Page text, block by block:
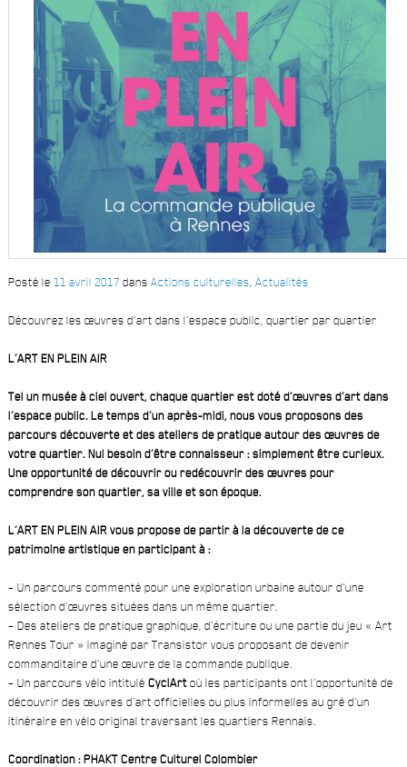
Posté le 11 avril 2017 dans Actions culturelles Actualités
Découvrez les œuvres d’art dans l’espace public, quartier par quartier
L’ART EN PLEIN AIR
Tel un musée à ciel ouvert, chaque quartier est doté d’œuvres d’art dans
l’espace public. Le temps d’un après-midi, nous vous proposons des
parcours découverte et des ateliers de pratique autour des œuvres de
votre quartier. Nul besoin d’être connaisseur : simplement être curieux.
Une opportunité de découvrir ou redécouvrir des œuvres pour
comprendre son quartier, sa ville et son époque.
L’ART EN PLEIN AIR vous propose de partir à la découverte de ce
patrimoine artistique en participant à :
– Un parcours commenté pour une exploration urbaine autour d’une
sélection d’œuvres situées dans un même quartier.
– Des ateliers de pratique graphique, d’écriture ou une partie du jeu « Art
Rennes Tour » imaginé par Transistor vous proposant de devenir
commanditaire d’une œuvre de la commande publique.
– Un parcours vélo intitulé CyclArtoù les participants ont l’opportunité de
découvrir des œuvres d’art officielles ou plus informelles au gré d’un
itinéraire en vélo original traversant les quartiers Rennais.
Coordination : PHAKT Centre Culturel Colombier